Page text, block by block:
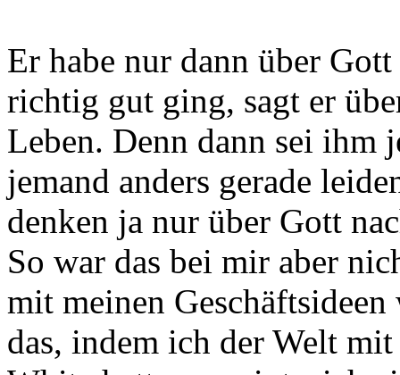
Er habe nur dann über
richtig gut ging, sagt er
Leben. Denn dann sei ihm
jemand anders gerade
denken ja nur über Gott
So war das bei mir aber
mit meinen
das, indem ich der Welt